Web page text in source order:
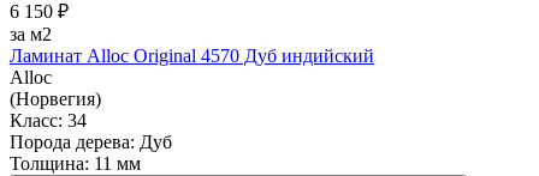
6 150 ₽
за м2
Ламинат Alloc Original 4570 Дуб индийский
Alloc
(Норвегия)
Класс: 34
Порода дерева: Дуб
Толщина: 11 мм